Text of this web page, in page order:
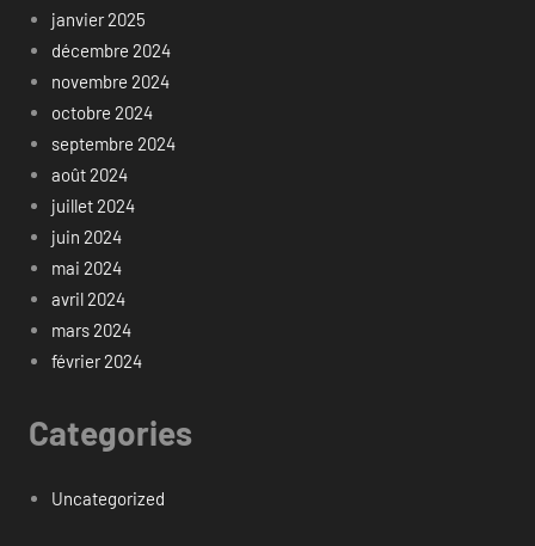
janvier 2025
décembre 2024
novembre 2024
octobre 2024
septembre 2024
août 2024
juillet 2024
juin 2024
mai 2024
avril 2024
mars 2024
février 2024
Categories
Uncategorized